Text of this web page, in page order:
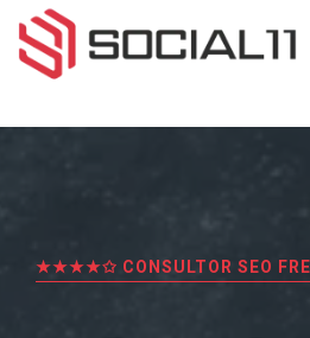
★★★★✩ CONSULTOR SEO